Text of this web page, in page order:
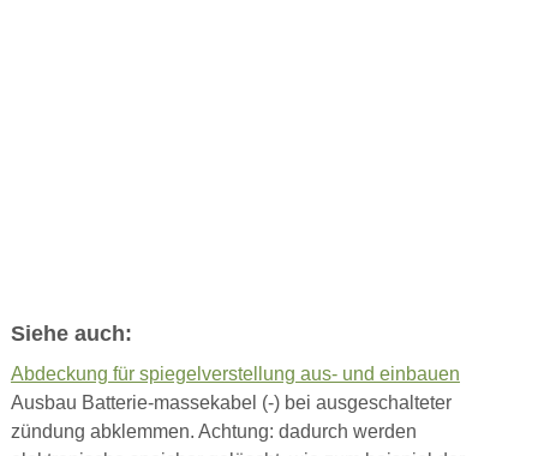
Siehe auch:
Abdeckung für spiegelverstellung aus- und einbauen
Ausbau Batterie-massekabel (-) bei ausgeschalteter
zündung abklemmen. Achtung: dadurch werden